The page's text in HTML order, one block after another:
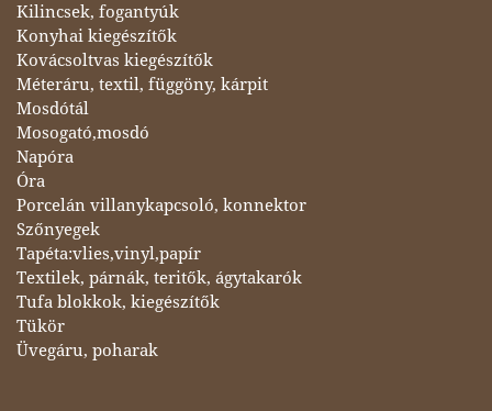
Kilincsek, fogantyúk
Konyhai kiegészítők
Kovácsoltvas kiegészítők
Méteráru, textil, függöny, kárpit
Mosdótál
Mosogató,mosdó
Napóra
Óra
Porcelán villanykapcsoló, konnektor
Szőnyegek
Tapéta:vlies,vinyl,papír
Textilek, párnák, teritők, ágytakarók
Tufa blokkok, kiegészítők
Tükör
Üvegáru, poharak